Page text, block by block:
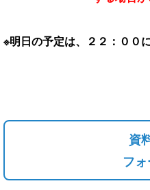
※明日の予定は、２２：００
資
フ